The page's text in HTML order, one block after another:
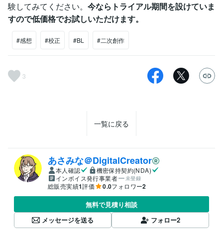
験してみてください。 今ならトライアル期間を設けていま
すので低価格でお試しいただけます。
#感想 #校正 #BL #二次創作
3
一覧に戻る
あさみな＠DigitalCreator
本人確認
機密保持契約(NDA)
インボイス発行事業者
未登録
総販売実績1評価 0.0フォロワー2
無料で見積り相談
メッセージを送る
フォロー2